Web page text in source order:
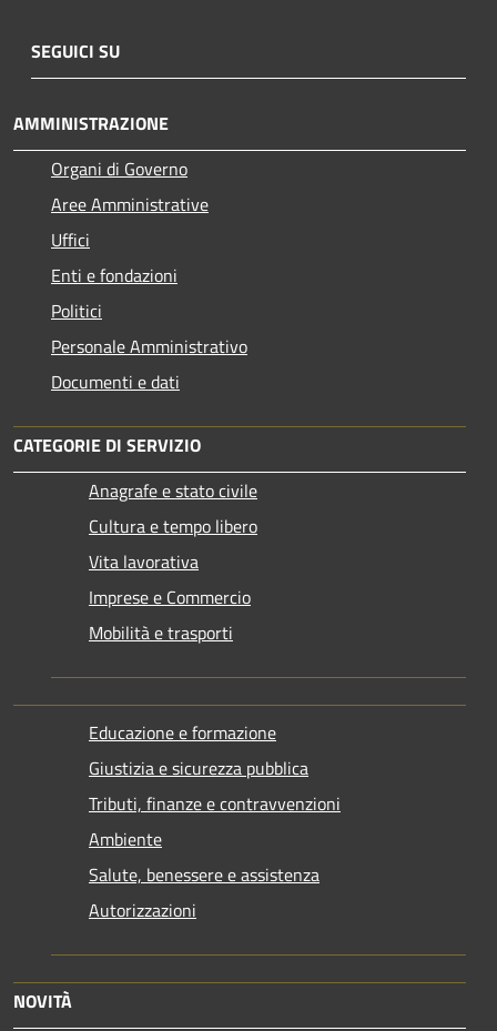
SEGUICI SU
AMMINISTRAZIONE
Organi di Governo
Aree Amministrative
Uffici
Enti e fondazioni
Politici
Personale Amministrativo
Documenti e dati
CATEGORIE DI SERVIZIO
Anagrafe e stato civile
Cultura e tempo libero
Vita lavorativa
Imprese e Commercio
Mobilità e trasporti
Educazione e formazione
Giustizia e sicurezza pubblica
Tributi, finanze e contravvenzioni
Ambiente
Salute, benessere e assistenza
Autorizzazioni
NOVITÀ